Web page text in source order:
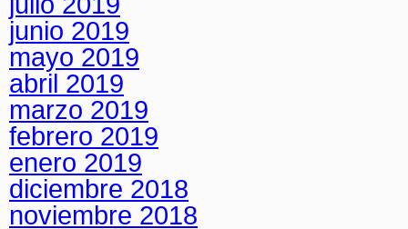
junio 2019
mayo 2019
abril 2019
marzo 2019
febrero 2019
enero 2019
diciembre 2018
noviembre 2018